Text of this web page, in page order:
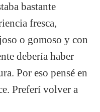
bastante
fresca,
o gomoso y con
debería haber
Por eso pensé en
Preferí volver a